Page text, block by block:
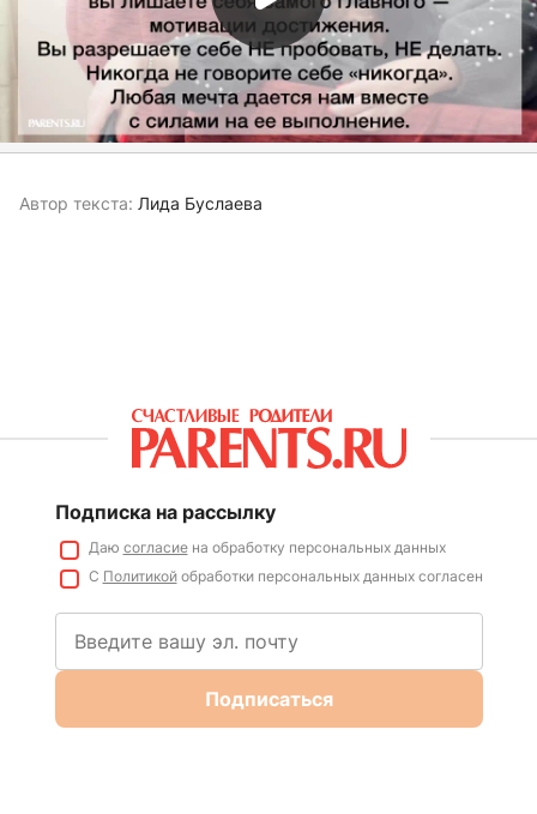
Автор текста: Лида Буслаева
Подписка на рассылку
Даю согласиена обработку персональных данных
С Политикойобработки персональных данных согласен
Подписаться